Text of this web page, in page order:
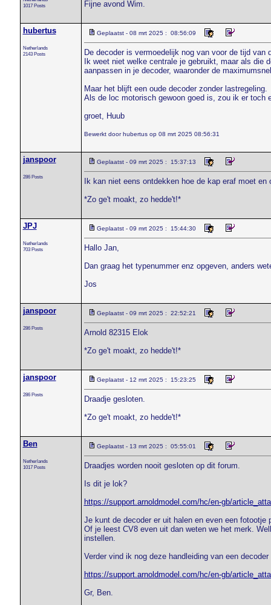
1017 Posts
Fijne avond Wim.
hubertus
Netherlands
2143 Posts
Geplaatst - 08 mrt 2025 : 08:56:09
De decoder is vermoedelijk nog van voor de tijd van
Ik weet niet welke centrale je gebruikt, maar als die
aanpassen in je decoder, waaronder de
Maar het blijft een oude decoder zonder lastregeling.
Als de loc motorisch gewoon goed is, zou ik er toch
groet, Huub
Bewerkt door hubertus op 08 mrt 2025 08:56:31
janspoor
286 Posts
Geplaatst - 09 mrt 2025 : 15:37:13
Ik kan niet eens ontdekken hoe de kap eraf moet
*Zo ge't moakt, zo hedde't!*
JPJ
Netherlands
703 Posts
Geplaatst - 09 mrt 2025 : 15:44:30
Hallo Jan,
Dan graag het typenummer enz opgeven, anders
Jos
janspoor
286 Posts
Geplaatst - 09 mrt 2025 : 22:52:21
Arnold 82315 Elok
*Zo ge't moakt, zo hedde't!*
janspoor
286 Posts
Geplaatst - 12 mrt 2025 : 15:23:25
Draadje gesloten.
*Zo ge't moakt, zo hedde't!*
Ben
Netherlands
1017 Posts
Geplaatst - 13 mrt 2025 : 05:55:01
Draadjes worden nooit gesloten op dit forum.
Is dit je lok?
https://support.arnoldmodel.com/hc/en-gb/
Je kunt de decoder er uit halen en even een fotootje
Of je leest CV8 even uit dan weten we het merk.
instellen.
Verder vind ik nog deze handleiding van een
https://support.arnoldmodel.com/hc/en-gb/
Gr, Ben.